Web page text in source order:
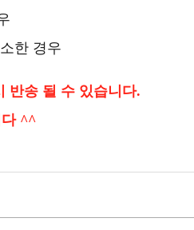
한 경우
반송 될 수 있습니다.
다 ^^